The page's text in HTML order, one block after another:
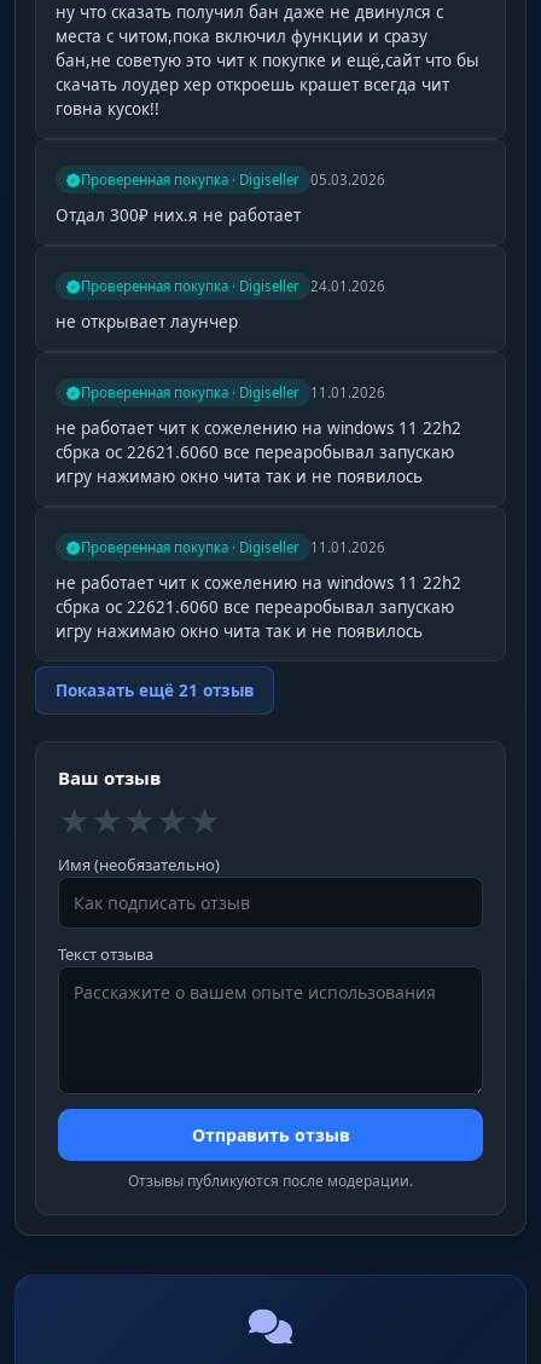
ну что сказать получил бан даже не двинулся с
места с читом,пока включил функции и сразу
бан,не советую это чит к покупке и ещё,сайт что бы
скачать лоудер хер откроешь крашет всегда чит
говна кусок!!
Проверенная покупка · Digiseller 05.03.2026
Отдал 300₽ них.я не работает
Проверенная покупка · Digiseller 24.01.2026
не открывает лаунчер
Проверенная покупка · Digiseller 11.01.2026
не работает чит к сожелению на windows 11 22h2
сбрка ос 22621.6060 все переаробывал запускаю
игру нажимаю окно чита так и не появилось
Проверенная покупка · Digiseller 11.01.2026
не работает чит к сожелению на windows 11 22h2
сбрка ос 22621.6060 все переаробывал запускаю
игру нажимаю окно чита так и не появилось
Показать ещё 21 отзыв
Ваш отзыв
★★★★★
Имя (необязательно)
Текст отзыва
Отправить отзыв
Отзывы публикуются после модерации.